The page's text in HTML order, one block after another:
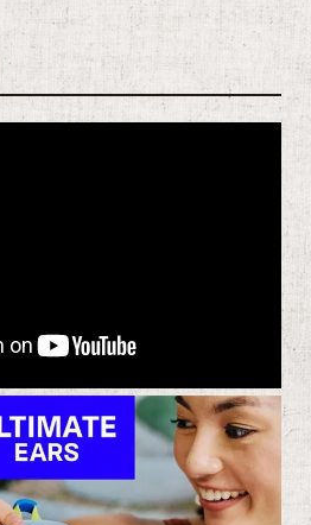
E
F
l
o
w